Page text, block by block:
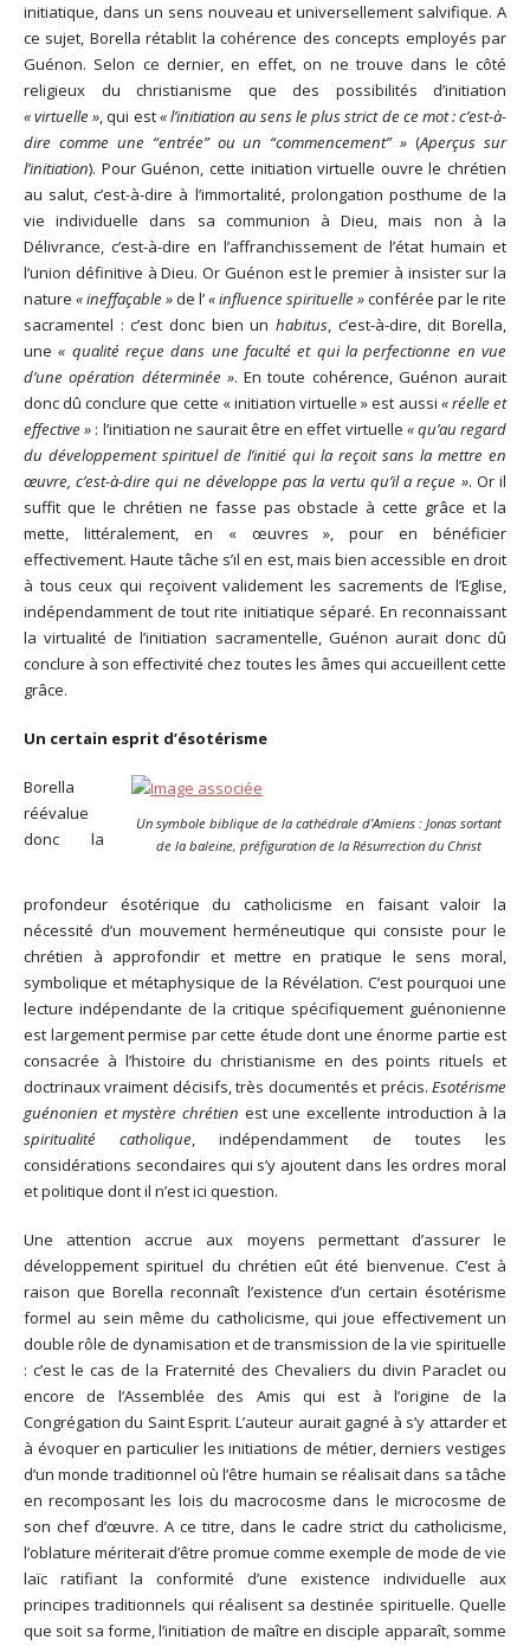
initiatique, dans un sens nouveau et universellement salvifique. A
ce sujet, Borella rétablit la cohérence des concepts employés par
Guénon. Selon ce dernier, en effet, on ne trouve dans le côté
religieux du christianisme que des possibilités d’initiation
« virtuelle », qui est« l’initiation au sens le plus strict de ce mot : c’est-à-
dire comme une “entrée” ou un “commencement” »(Aperçus sur
l’initiation). Pour Guénon, cette initiation virtuelle ouvre le chrétien
au salut, c’est-à-dire à l’immortalité, prolongation posthume de la
vie individuelle dans sa communion à Dieu, mais non à la
Délivrance, c’est-à-dire en l’affranchissement de l’état humain et
l’union définitive à Dieu. Or Guénon est le premier à insister sur la
nature « ineffaçable »de l’« influence spirituelle »conférée par le rite
sacramentel : c’est donc bien un habitus, c’est-à-dire, dit Borella,
une« qualité reçue dans une faculté et qui la perfectionne en vue
d’une opération déterminée ». En toute cohérence, Guénon aurait
donc dû conclure que cette « initiation virtuelle » est aussi « réelle et
effective » : l’initiation ne saurait être en effet virtuelle « qu’au regard
du développement spirituel de l’initié qui la reçoit sans la mettre en
œuvre, c’est-à-dire qui ne développe pas la vertu qu’il a reçue ». Or il
suffit que le chrétien ne fasse pas obstacle à cette grâce et la
mette, littéralement, en « œuvres », pour en bénéficier
effectivement. Haute tâche s’il en est, mais bien accessible en droit
à tous ceux qui reçoivent validement les sacrements de l’Eglise,
indépendamment de tout rite initiatique séparé. En reconnaissant
la virtualité de l’initiation sacramentelle, Guénon aurait donc dû
conclure à son effectivité chez toutes les âmes qui accueillent cette
grâce.
Un certain esprit d’ésotérisme
Un symbole biblique de la cathédrale d’Amiens : Jonas sortant
de la baleine, préfiguration de la Résurrection du Christ
Borella
réévalue
donc la
profondeur ésotérique du catholicisme en faisant valoir la
nécessité d’un mouvement herméneutique qui consiste pour le
chrétien à approfondir et mettre en pratique le sens moral,
symbolique et métaphysique de la Révélation. C’est pourquoi une
lecture indépendante de la critique spécifiquement guénonienne
est largement permise par cette étude dont une énorme partie est
consacrée à l’histoire du christianisme en des points rituels et
doctrinaux vraiment décisifs, très documentés et précis. Esotérisme
guénonien et mystère chrétien est une excellente introduction à la
spiritualité catholique, indépendamment de toutes les
considérations secondaires qui s’y ajoutent dans les ordres moral
et politique dont il n’est ici question.
Une attention accrue aux moyens permettant d’assurer le
développement spirituel du chrétien eût été bienvenue. C’est à
raison que Borella reconnaît l’existence d’un certain ésotérisme
formel au sein même du catholicisme, qui joue effectivement un
double rôle de dynamisation et de transmission de la vie spirituelle
: c’est le cas de la Fraternité des Chevaliers du divin Paraclet ou
encore de l’Assemblée des Amis qui est à l’origine de la
Congrégation du Saint Esprit. L’auteur aurait gagné à s’y attarder et
à évoquer en particulier les initiations de métier, derniers vestiges
d’un monde traditionnel où l’être humain se réalisait dans sa tâche
en recomposant les lois du macrocosme dans le microcosme de
son chef d’œuvre. A ce titre, dans le cadre strict du catholicisme,
l’oblature mériterait d’être promue comme exemple de mode de vie
laïc ratifiant la conformité d’une existence individuelle aux
principes traditionnels qui réalisent sa destinée spirituelle. Quelle
que soit sa forme, l’initiation de maître en disciple apparaît, somme